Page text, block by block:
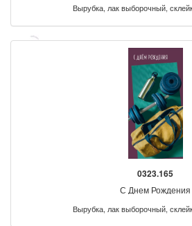
Вырубка, лак выборочный,
0323.165
С Днем Рождения
Вырубка, лак выборочный,